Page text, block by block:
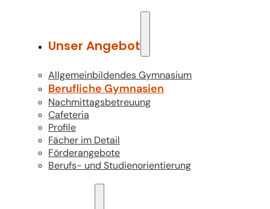
Unser Angebot
Allgemeinbildendes Gymnasium
Berufliche Gymnasien
Nachmittagsbetreuung
Cafeteria
Profile
Fächer im Detail
Förderangebote
Berufs- und Studienorientierung